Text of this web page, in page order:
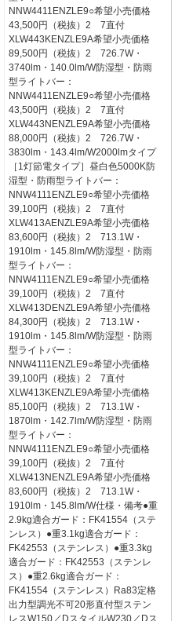
NNW4411ENZLE9○希望小売価格
43,500円（税抜）2 7直付
XLW443KENZLE9A希望小売価格
89,500円（税抜）2 726.7W・
3740lm・140.0lm/W防湿型・防雨
型ライトバー：
NNW4411ENZLE9○希望小売価格
43,500円（税抜）2 7直付
XLW443NENZLE9A希望小売価格
88,000円（税抜）2 726.7W・
3830lm・143.4lm/W2000lmタイプ
［1灯節電タイプ］昼白色5000K防
湿型・防雨型ライトバー：
NNW4111ENZLE9○希望小売価格
39,100円（税抜）2 7直付
XLW413AENZLE9A希望小売価格
83,600円（税抜）2 713.1W・
1910lm・145.8lm/W防湿型・防雨
型ライトバー：
NNW4111ENZLE9○希望小売価格
39,100円（税抜）2 7直付
XLW413DENZLE9A希望小売価格
84,300円（税抜）2 713.1W・
1910lm・145.8lm/W防湿型・防雨
型ライトバー：
NNW4111ENZLE9○希望小売価格
39,100円（税抜）2 7直付
XLW413KENZLE9A希望小売価格
85,100円（税抜）2 713.1W・
1870lm・142.7lm/W防湿型・防雨
型ライトバー：
NNW4111ENZLE9○希望小売価格
39,100円（税抜）2 7直付
XLW413NENZLE9A希望小売価格
83,600円（税抜）2 713.1W・
1910lm・145.8lm/W仕様・備考●重
2.9kg適合ガード：FK41554（ステ
ンレス）●重3.1kg適合ガード：
FK42553（ステンレス）●重3.3kg
適合ガード：FK42553（ステンレ
ス）●重2.6kg適合ガード：
FK41554（ステンレス）Ra83定格
出力型調光不可20形直付型ステン